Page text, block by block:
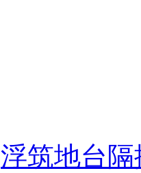
浮筑地台隔